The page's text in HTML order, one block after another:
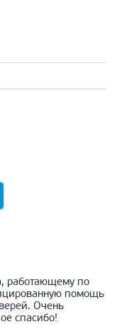
работающему по
помощь
Очень
спасибо!